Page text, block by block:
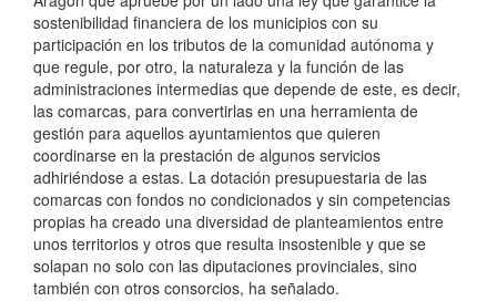
sostenibilidad financiera de los municipios con su
participación en los tributos de la comunidad autónoma y
que regule, por otro, la naturaleza y la función de las
administraciones intermedias que depende de este, es decir,
las comarcas, para convertirlas en una herramienta de
gestión para aquellos ayuntamientos que quieren
coordinarse en la prestación de algunos servicios
adhiriéndose a estas. La dotación presupuestaria de las
comarcas con fondos no condicionados y sin competencias
propias ha creado una diversidad de planteamientos entre
unos territorios y otros que resulta insostenible y que se
solapan no solo con las diputaciones provinciales, sino
también con otros consorcios, ha señalado.